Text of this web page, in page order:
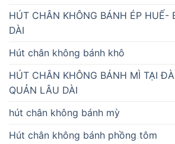
HÚT CHÂN KHÔNG BÁNH ÉP HUẾ-
DÀI
Hút chân không bánh khô
HÚT CHÂN KHÔNG BÁNH MÌ TẠI
QUẢN LÂU DÀI
hút chân không bánh mỳ
Hút chân không bánh phồng tôm